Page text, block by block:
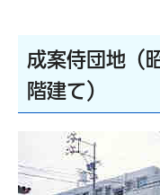
成案侍団地（
階建て）